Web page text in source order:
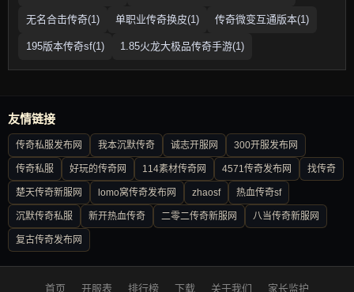
无名合击传奇(1) 单职业传奇换皮(1) 传奇微变互通版本(1)
195版本传奇sf(1) 1.85火龙大极品传奇手游(1)
友情链接
传奇私服发布网 我本沉默传奇 诚志开服网 300开服发布网
传奇私服 好玩的传奇网 114素材传奇网 4571传奇发布网 找传奇
楚天传奇新服网 lomo窝传奇发布网 zhaosf 热血传奇sf
沉默传奇私服 新开热血传奇 二零二传奇新服网 八当传奇新服网
复古传奇发布网
首页 开服表 排行榜 下载 关于我们 家长监护